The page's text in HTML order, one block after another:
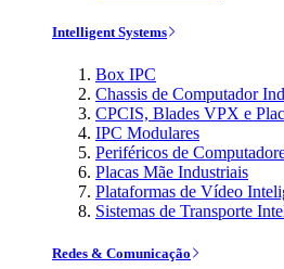
Intelligent Systems
Box IPC
Chassis de Computador
CPCIS, Blades VPX e
IPC Modulares
Periféricos de
Placas Mãe Industriais
Plataformas de Vídeo
Sistemas de Transporte
Redes & Comunicação